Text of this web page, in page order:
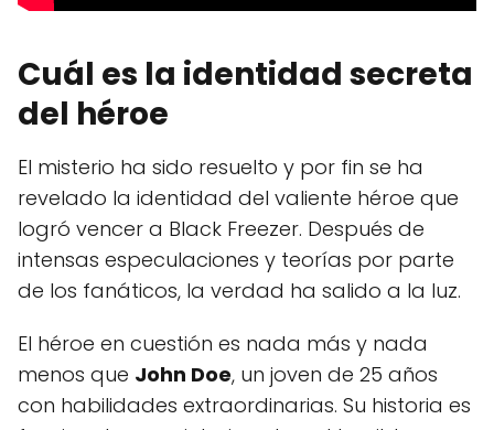
Cuál es la identidad secreta
del héroe
El misterio ha sido resuelto y por fin se ha
revelado la identidad del valiente héroe que
logró vencer a Black Freezer. Después de
intensas especulaciones y teorías por parte
de los fanáticos, la verdad ha salido a la luz.
El héroe en cuestión es nada más y nada
menos que John Doe, un joven de 25 años
con habilidades extraordinarias. Su historia es